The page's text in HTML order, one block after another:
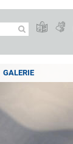
GALERIE